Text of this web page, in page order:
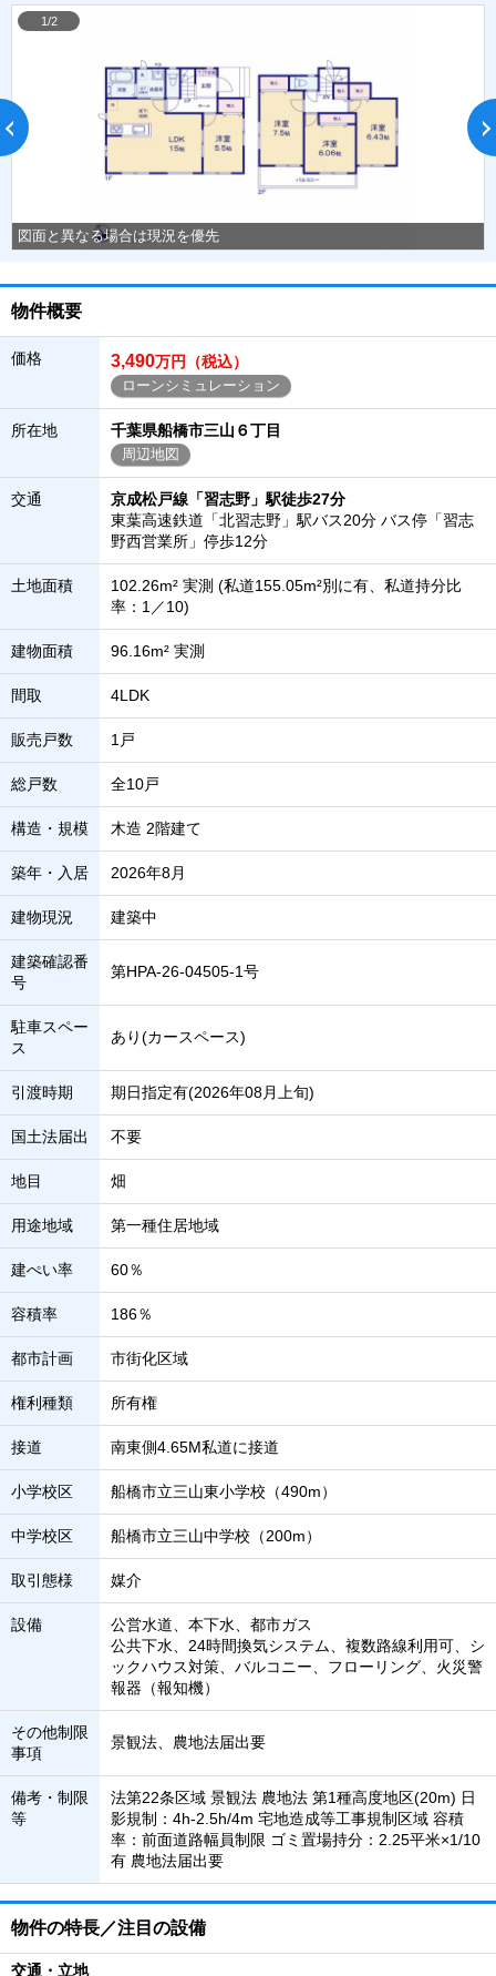
図面と異なる場合は現況を優先
1/2
物件概要
価格 3,490万円（税込）
ローンシミュレーション
所在地 千葉県船橋市三山６丁目
周辺地図
交通
京成松戸線「習志野」駅徒歩27分
東葉高速鉄道「北習志野」駅バス20分 バス停「習志
野西営業所」停歩12分
土地面積
102.26m² 実測 (私道155.05m²別に有、私道持分比
率：1／10)
建物面積 96.16m² 実測
間取 4LDK
販売戸数 1戸
総戸数 全10戸
構造・規模 木造 2階建て
築年・入居 2026年8月
建物現況 建築中
建築確認番
号
第HPA-26-04505-1号
駐車スペー
ス
あり(カースペース)
引渡時期 期日指定有(2026年08月上旬)
国土法届出 不要
地目 畑
用途地域 第一種住居地域
建ぺい率 60％
容積率 186％
都市計画 市街化区域
権利種類 所有権
接道 南東側4.65M私道に接道
小学校区 船橋市立三山東小学校（490m）
中学校区 船橋市立三山中学校（200m）
取引態様 媒介
設備
公営水道、本下水、都市ガス
公共下水、24時間換気システム、複数路線利用可、シ
ックハウス対策、バルコニー、フローリング、火災警
報器（報知機）
その他制限
事項
景観法、農地法届出要
備考・制限
等
法第22条区域 景観法 農地法 第1種高度地区(20m) 日
影規制：4h-2.5h/4m 宅地造成等工事規制区域 容積
率：前面道路幅員制限 ゴミ置場持分：2.25平米×1/10
有 農地法届出要
物件の特長／注目の設備
交通・立地